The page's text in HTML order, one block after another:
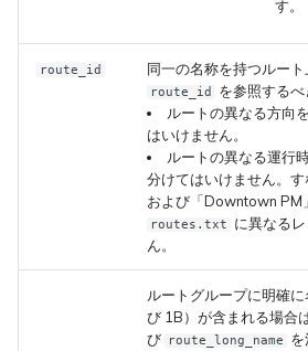
す。
route_id 同一の名称を持つルー
route_id
を参照するべ
ルートの異なる方向
はいけません。
ルートの異なる運行
分けてはいけません。
および「Downtown PM
routes.txt
に異なる
ん。
ルートグループに明確
び 1B）が含まれる場合は
び
route_long_name